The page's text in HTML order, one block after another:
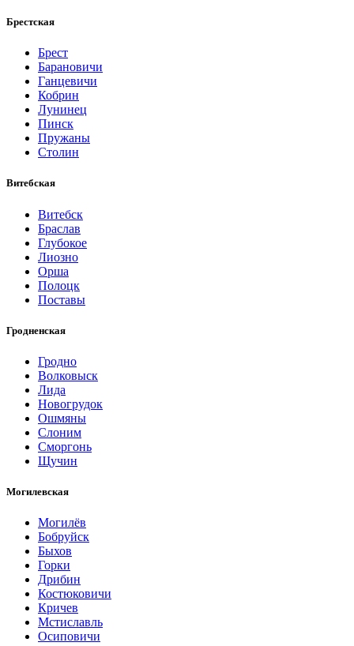
Брестская
Брест
Барановичи
Ганцевичи
Кобрин
Лунинец
Пинск
Пружаны
Столин
Витебская
Витебск
Браслав
Глубокое
Лиозно
Орша
Полоцк
Поставы
Гродненская
Гродно
Волковыск
Лида
Новогрудок
Ошмяны
Слоним
Сморгонь
Щучин
Могилевская
Могилёв
Бобруйск
Быхов
Горки
Дрибин
Костюковичи
Кричев
Мстиславль
Осиповичи